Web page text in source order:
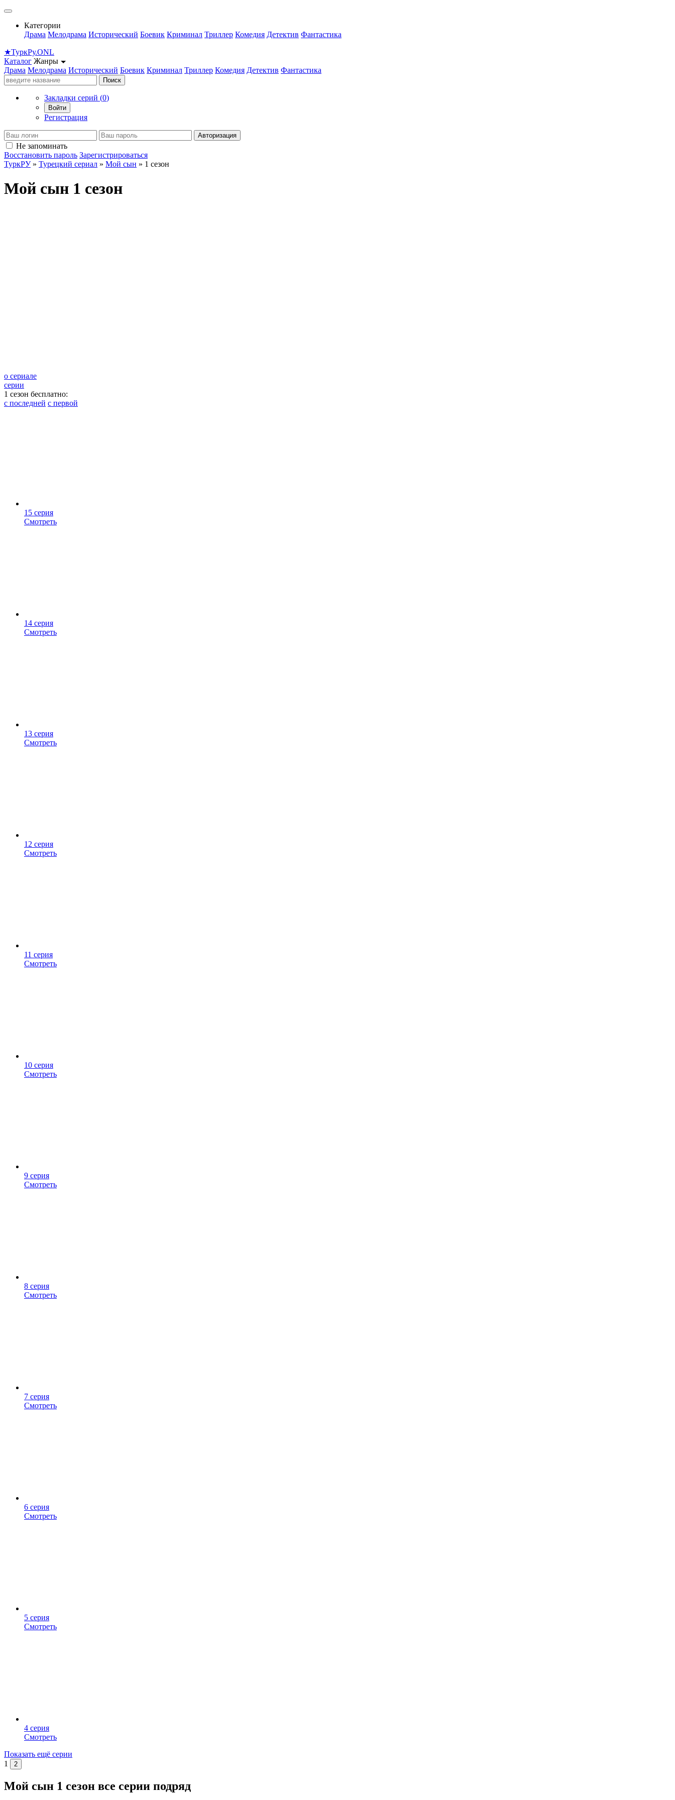
Категории
Драма Мелодрама Исторический Боевик Криминал Триллер Комедия Детектив Фантастика
★ТуркРу.ONL
Каталог Жанры
Драма Мелодрама Исторический Боевик Криминал Триллер Комедия Детектив Фантастика
Поиск
Закладки серий (0)
Войти
Регистрация
Авторизация
Не запоминать
Восстановить пароль Зарегистрироваться
ТуркРУ» Турецкий сериал » Мой сын » 1 сезон
Мой сын 1 сезон
о сериале
серии
1 сезон бесплатно:
с последней с первой
15 серия
Смотреть
14 серия
Смотреть
13 серия
Смотреть
12 серия
Смотреть
11 серия
Смотреть
10 серия
Смотреть
9 серия
Смотреть
8 серия
Смотреть
7 серия
Смотреть
6 серия
Смотреть
5 серия
Смотреть
4 серия
Смотреть
Показать ещё серии
1
2
Мой сын 1 сезон все серии подряд